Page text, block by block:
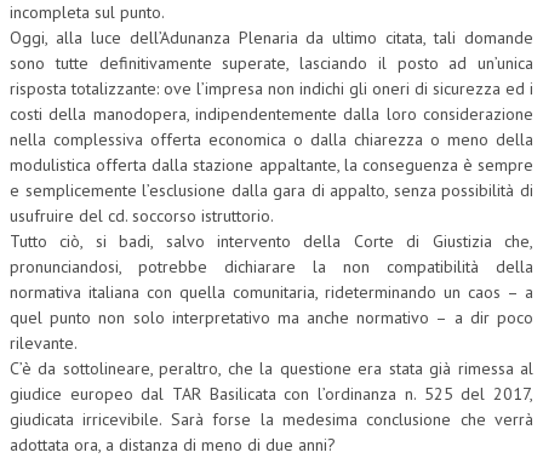
incompleta sul punto.
Oggi, alla luce dell’Adunanza Plenaria da ultimo citata, tali domande
sono tutte definitivamente superate, lasciando il posto ad un’unica
risposta totalizzante: ove l’impresa non indichi gli oneri di sicurezza ed i
costi della manodopera, indipendentemente dalla loro considerazione
nella complessiva offerta economica o dalla chiarezza o meno della
modulistica offerta dalla stazione appaltante, la conseguenza è sempre
e semplicemente l’esclusione dalla gara di appalto, senza possibilità di
usufruire del cd. soccorso istruttorio.
Tutto ciò, si badi, salvo intervento della Corte di Giustizia che,
pronunciandosi, potrebbe dichiarare la non compatibilità della
normativa italiana con quella comunitaria, rideterminando un caos – a
quel punto non solo interpretativo ma anche normativo – a dir poco
rilevante.
C’è da sottolineare, peraltro, che la questione era stata già rimessa al
giudice europeo dal TAR Basilicata con l’ordinanza n. 525 del 2017,
giudicata irricevibile. Sarà forse la medesima conclusione che verrà
adottata ora, a distanza di meno di due anni?